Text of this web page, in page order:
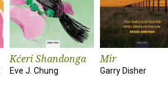
Kćeri Shandonga
Eve J. Chung
Mir
Garry Disher